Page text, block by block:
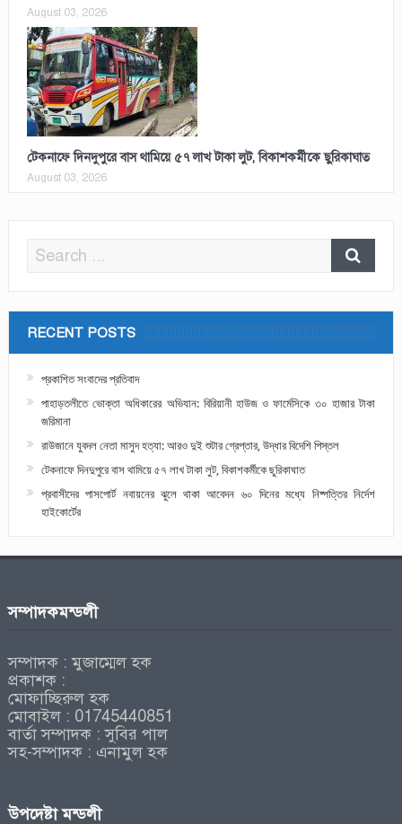
August 03, 2026
টেকনাফে দিনদুপুরে বাস থামিয়ে ৫৭ লাখ টাকা লুট, বিকাশকর্মীকে ছুরিকাঘাত
August 03, 2026
RECENT POSTS
প্রকাশিত সংবাদের প্রতিবাদ
পাহাড়তলীতে ভোক্তা অধিকারের অভিযান: বিরিয়ানী হাউজ ও ফার্মেসিকে ৩০ হাজার টাকা
জরিমানা
রাউজানে যুবদল নেতা মাসুদ হত্যা: আরও দুই শুটার গ্রেপ্তার, উদ্ধার বিদেশি পিস্তল
টেকনাফে দিনদুপুরে বাস থামিয়ে ৫৭ লাখ টাকা লুট, বিকাশকর্মীকে ছুরিকাঘাত
প্রবাসীদের পাসপোর্ট নবায়নের ঝুলে থাকা আবেদন ৬০ দিনের মধ্যে নিষ্পত্তির নির্দেশ
হাইকোর্টের
সম্পাদকমন্ডলী
সম্পাদক : মুজাম্মেল হক
প্রকাশক :
মোফাচ্ছিরুল হক
মোবাইল : 01745440851
বার্তা সম্পাদক : সুবির পাল
সহ-সম্পাদক : এনামুল হক
উপদেষ্টা মন্ডলী